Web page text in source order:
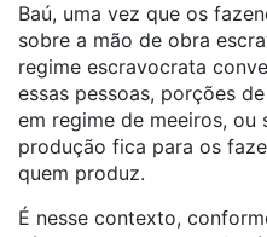
Baú, uma vez que os
sobre a mão de obra
regime escravocrata
essas pessoas, porções
em regime de meeiros, ou
produção fica para os
quem produz.
É nesse contexto,